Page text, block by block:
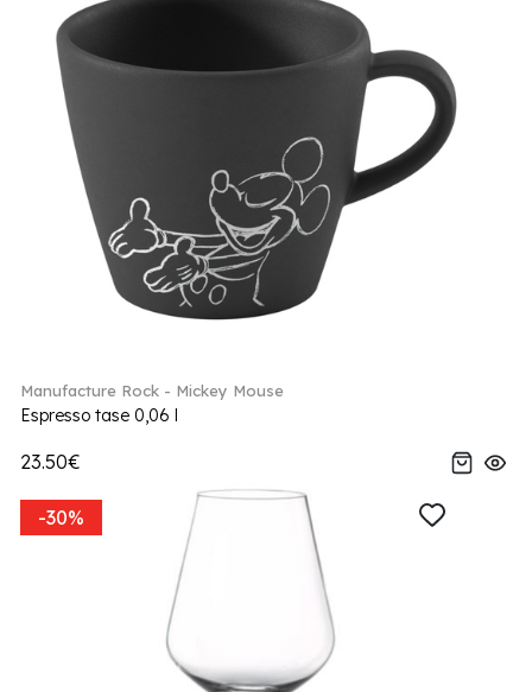
Manufacture Rock - Mickey Mouse
Espresso tase 0,06 l
23.50€
-30%